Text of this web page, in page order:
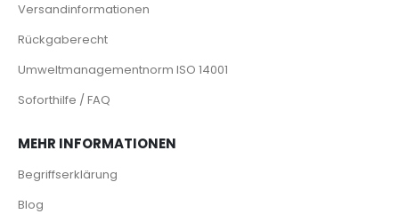
Versandinformationen
Rückgaberecht
Umweltmanagementnorm ISO 14001
Soforthilfe / FAQ
MEHR INFORMATIONEN
Begriffserklärung
Blog